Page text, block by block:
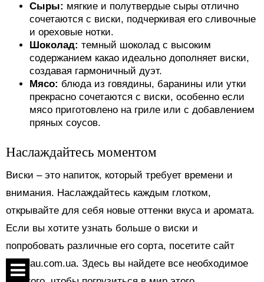
Сыры: мягкие и полутвердые сыры отлично
сочетаются с виски, подчеркивая его сливочные
и ореховые нотки.
Шоколад: темный шоколад с высоким
содержанием какао идеально дополняет виски,
создавая гармоничный дуэт.
Мясо: блюда из говядины, баранины или утки
прекрасно сочетаются с виски, особенно если
мясо приготовлено на гриле или с добавлением
пряных соусов.
Наслаждайтесь моментом
Виски – это напиток, который требует времени и
внимания. Наслаждайтесь каждым глотком,
открывайте для себя новые оттенки вкуса и аромата.
Если вы хотите узнать больше о виски и
попробовать различные его сорта, посетите сайт
maudau.com.ua. Здесь вы найдете все необходимое